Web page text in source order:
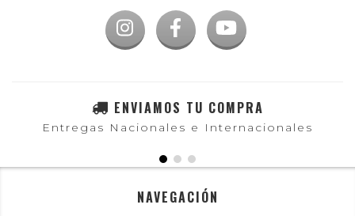
ENVIAMOS TU COMPRA
Entregas Nacionales e Internacionales
NAVEGACIÓN